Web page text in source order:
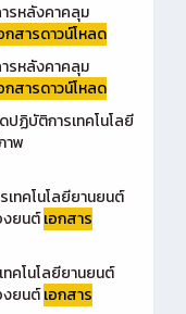
รหลังคาคลุม
กสารดาวน์โหลด
รหลังคาคลุม
กสารดาวน์โหลด
ปฏิบัติการเทคโนโลยี
าพ
ทคโนโลยียานยนต์
งยนต์เอกสาร
คโนโลยียานยนต์
งยนต์เอกสาร